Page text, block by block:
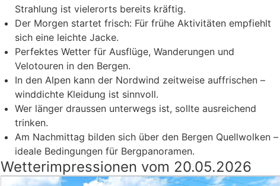
Strahlung ist vielerorts bereits kräftig.
Der Morgen startet frisch: Für frühe Aktivitäten empfiehlt
sich eine leichte Jacke.
Perfektes Wetter für Ausflüge, Wanderungen und
Velotouren in den Bergen.
In den Alpen kann der Nordwind zeitweise auffrischen –
winddichte Kleidung ist sinnvoll.
Wer länger draussen unterwegs ist, sollte ausreichend
trinken.
Am Nachmittag bilden sich über den Bergen Quellwolken –
ideale Bedingungen für Bergpanoramen.
Wetterimpressionen vom 20.05.2026